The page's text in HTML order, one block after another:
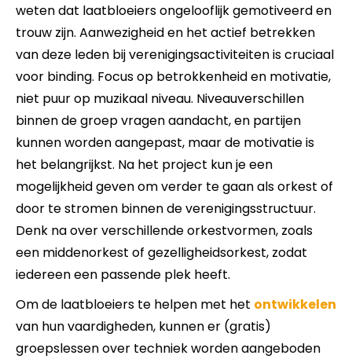
weten dat laatbloeiers ongelooflijk gemotiveerd en
trouw zijn. Aanwezigheid en het actief betrekken
van deze leden bij verenigingsactiviteiten is cruciaal
voor binding. Focus op betrokkenheid en motivatie,
niet puur op muzikaal niveau. Niveauverschillen
binnen de groep vragen aandacht, en partijen
kunnen worden aangepast, maar de motivatie is
het belangrijkst. Na het project kun je een
mogelijkheid geven om verder te gaan als orkest of
door te stromen binnen de verenigingsstructuur.
Denk na over verschillende orkestvormen, zoals
een middenorkest of gezelligheidsorkest, zodat
iedereen een passende plek heeft.
Om de laatbloeiers te helpen met het ontwikkelen
van hun vaardigheden, kunnen er (gratis)
groepslessen over techniek worden aangeboden